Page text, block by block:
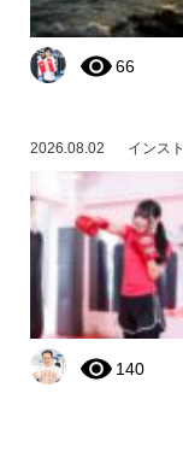
66
2026.08.02 インス
140